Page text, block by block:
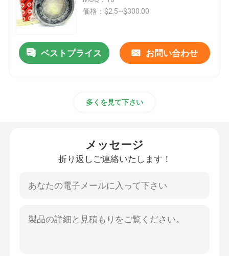
先を細くされた軸受
鋳型バルブ
角の接触のボール ベアリング
4ポイント接触のボール ベアリング
軸受を押し出しなさい
価格：$2.5~$300.00
ベストプライス お問い合わせ
多くを見て下さい
メッセージ
折り返しご連絡いたします！